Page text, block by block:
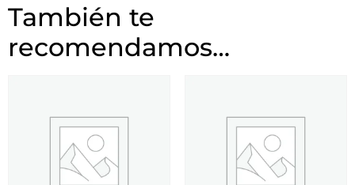
También te
recomendamos…